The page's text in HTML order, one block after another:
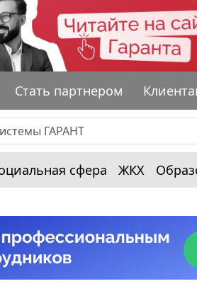
Стать партнером
сфера ЖКХ